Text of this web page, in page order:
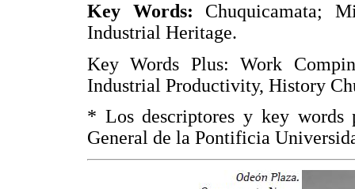
Key Words: Chuquicamata;
Industrial Heritage.
Key Words Plus: Work
Industrial Productivity, History
* Los descriptores y key words
General de la Pontificia